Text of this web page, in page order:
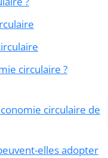
circulaire ?
circulaire de
elles adopter